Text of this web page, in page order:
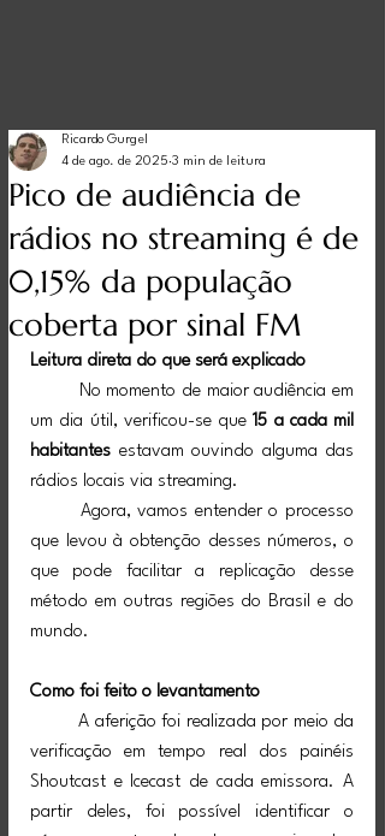
Pico de audiência de
rádios no streaming é de
0,15% da população
coberta por sinal FM
Ricardo Gurgel
4 de ago. de 2025 3 min de leitura
Leitura direta do que será explicado
um dia útil, verificou-se que 15 a cada mil
habitantes estavam ouvindo alguma das
rádios locais via streaming.
que levou à obtenção desses números, o
que pode facilitar a replicação desse
método em outras regiões do Brasil e do
mundo.
Como foi feito o levantamento
	A aferição foi realizada por meio da
verificação em tempo real dos painéis
Shoutcast e Icecast de cada emissora. A
partir deles, foi possível identificar o